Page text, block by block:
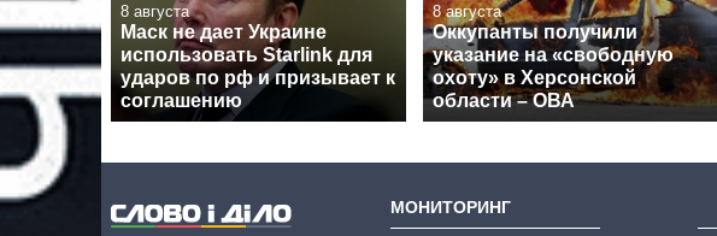
8 августа
Маск не дает Украине
использовать Starlink для
ударов по рф и призывает к
соглашению
8 августа
Оккупанты получили
указание на «свободную
охоту» в Херсонской
области – ОВА
МОНИТОРИНГ